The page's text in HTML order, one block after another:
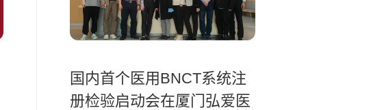
国内首个医用BNCT系统注
册检验启动会在厦门弘爱医